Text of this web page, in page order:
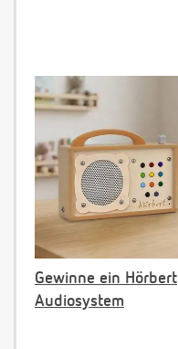
Gewinne ein Hörbert
Audiosystem